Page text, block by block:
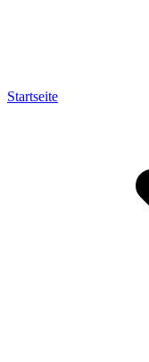
Startseite